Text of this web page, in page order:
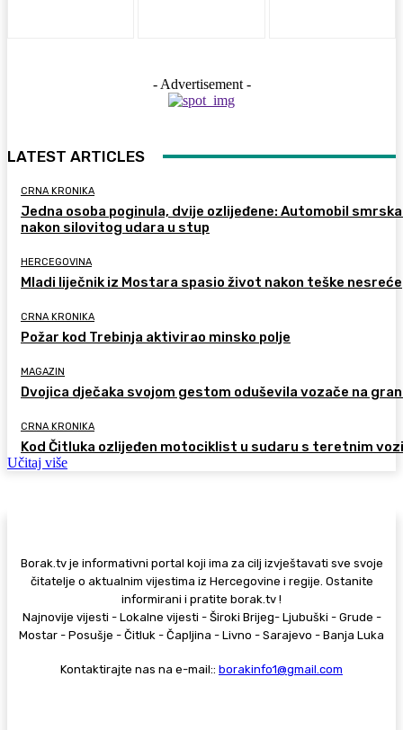
- Advertisement -
LATEST ARTICLES
CRNA KRONIKA
Jedna osoba poginula, dvije ozlijeđene: Automobil
nakon silovitog udara u stup
HERCEGOVINA
Mladi liječnik iz Mostara spasio život nakon teške nesreće
CRNA KRONIKA
Požar kod Trebinja aktivirao minsko polje
MAGAZIN
Dvojica dječaka svojom gestom oduševila vozače na
CRNA KRONIKA
Kod Čitluka ozlijeđen motociklist u sudaru s teretnim
Učitaj više
Borak.tv je informativni portal koji ima za cilj izvještavati sve svoje
čitatelje o aktualnim vijestima iz Hercegovine i regije. Ostanite
informirani i pratite borak.tv !
Najnovije vijesti - Lokalne vijesti - Široki Brijeg- Ljubuški - Grude -
Mostar - Posušje - Čitluk - Čapljina - Livno - Sarajevo - Banja Luka
Kontaktirajte nas na e-mail:: borakinfo1@gmail.com